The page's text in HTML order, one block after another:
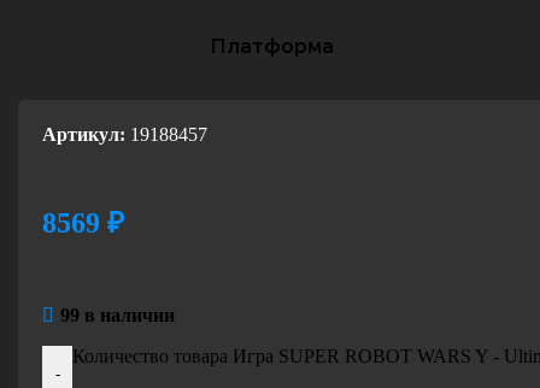
Платформа
Артикул: 19188457
8569 ₽
99 в наличии
-
Количество товара Игра SUPER ROBOT WARS Y -